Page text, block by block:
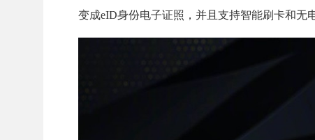
变成eID身份电子证照，并且支持智能刷卡和无